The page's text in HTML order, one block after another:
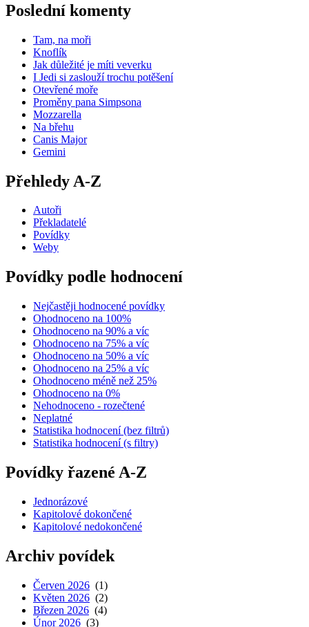
Poslední komenty
Tam, na moři
Knoflík
Jak důležité je míti veverku
I Jedi si zaslouží trochu potěšení
Otevřené moře
Proměny pana Simpsona
Mozzarella
Na břehu
Canis Major
Gemini
Přehledy A-Z
Autoři
Překladatelé
Povídky
Weby
Povídky podle hodnocení
Nejčastěji hodnocené povídky
Ohodnoceno na 100%
Ohodnoceno na 90% a víc
Ohodnoceno na 75% a víc
Ohodnoceno na 50% a víc
Ohodnoceno na 25% a víc
Ohodnoceno méně než 25%
Ohodnoceno na 0%
Nehodnoceno - rozečtené
Neplatné
Statistika hodnocení (bez filtrů)
Statistika hodnocení (s filtry)
Povídky řazené A-Z
Jednorázové
Kapitolové dokončené
Kapitolové nedokončené
Archiv povídek
Červen 2026 (1)
Květen 2026 (2)
Březen 2026 (4)
Únor 2026 (3)